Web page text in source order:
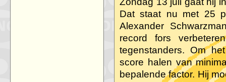
Dat staat nu met 25
Alexander
record fors
tegenstanders. Om
score halen van
bepalende factor. Hij